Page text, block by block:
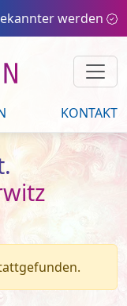
werden
KONTAKT